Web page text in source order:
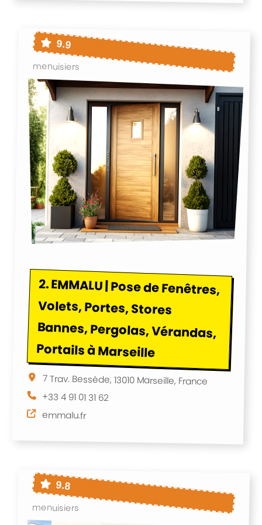
9.9
menuisiers
2.EMMALU | Pose de Fenêtres,
Volets, Portes, Stores
Bannes, Pergolas, Vérandas,
Portails à Marseille
7 Trav. Bessède, 13010 Marseille, France
+33 4 91 01 31 62
emmalu.fr
9.8
menuisiers